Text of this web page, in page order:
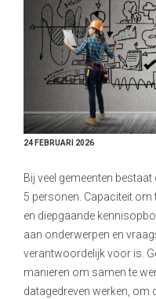
24 FEBRUARI 2026
Bij veel gemeenten
5 personen. Capaciteit
en diepgaande
aan onderwerpen en
verantwoordelijk voor is.
manieren om samen te
datagedreven werken, om